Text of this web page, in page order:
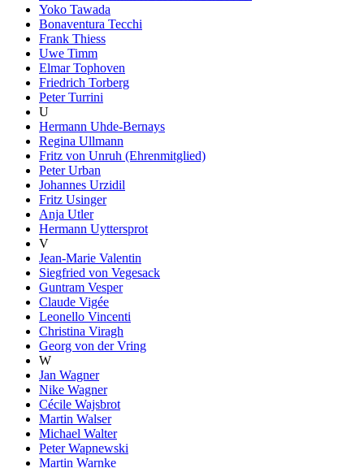
Yoko Tawada
Bonaventura Tecchi
Frank Thiess
Uwe Timm
Elmar Tophoven
Friedrich Torberg
Peter Turrini
U
Hermann Uhde-Bernays
Regina Ullmann
Fritz von Unruh (Ehrenmitglied)
Peter Urban
Johannes Urzidil
Fritz Usinger
Anja Utler
Hermann Uyttersprot
V
Jean-Marie Valentin
Siegfried von Vegesack
Guntram Vesper
Claude Vigée
Leonello Vincenti
Christina Viragh
Georg von der Vring
W
Jan Wagner
Nike Wagner
Cécile Wajsbrot
Martin Walser
Michael Walter
Peter Wapnewski
Martin Warnke